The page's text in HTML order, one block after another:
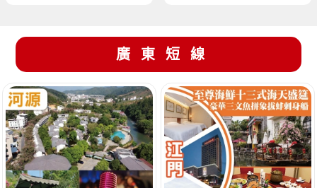
廣東短線